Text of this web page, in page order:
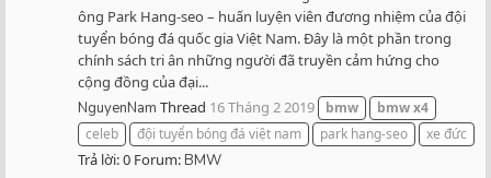
ông Park Hang-seo – huấn luyện viên đương nhiệm của đội
tuyển bóng đá quốc gia Việt Nam. Đây là một phần trong
chính sách tri ân những người đã truyền cảm hứng cho
cộng đồng của đại...
NguyenNam Thread 16 Tháng 2 2019 bmw bmwx4
celeb
đội tuyển bóng đá việt nam park hang-seo xe đức
Trả lời: 0 Forum:BMW